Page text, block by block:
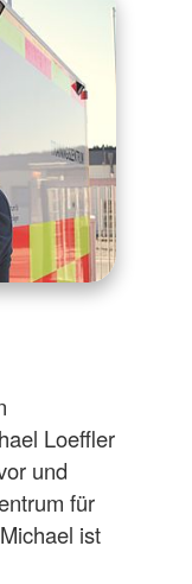
Loeffler
und
für
ist